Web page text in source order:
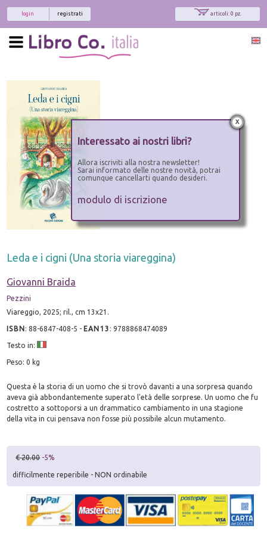
articoli: 0 pz.
registrati
login
Leda e i cigni (Una storia viareggina)
Giovanni Braida
Pezzini
Viareggio, 2025; ril., cm 13x21.
ISBN:88-6847-408-5 - EAN13 :9788868474089
Testo in:
Peso: 0 kg
Questa è la storia di un uomo che si trovò davanti a una sorpresa quando
aveva già abbondantemente superato l'età delle sorprese. Un uomo che fu
costretto a sottoporsi a un drammatico cambiamento in una stagione
della vita in cui pensava non fosse più possibile alcun mutamento.
€ 20.00 -5%
difficilmente reperibile - NON ordinabile
x
Interessato ai nostri libri?
Allora iscriviti alla nostra newsletter!
Sarai informato delle nostre novità, potrai
comunque cancellarti quando desideri.
modulo di iscrizione